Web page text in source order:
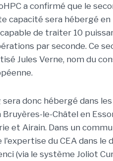
a confirmé que le
capacité sera hébergé en
de traiter 10
par seconde. Ce
Jules Verne, nom du
donc hébergé dans
Bruyères-le-Châtel en
et Airain. Dans un
du CEA dans le
(via le système Joliot